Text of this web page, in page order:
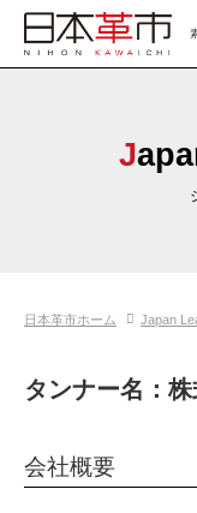
革市通信
閲覧したアイテム
日本革市ホーム Japan
タンナー名：
会社概要